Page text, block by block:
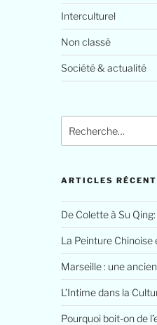
Interculturel
Non classé
Société & actualité
ARTICLES
De Colette à Su
La Peinture Chinoise
Marseille : une
L’Intime dans la
Pourquoi boit-on de